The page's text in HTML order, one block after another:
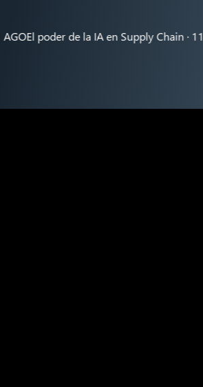
El poder de la IA en Supply Chain · 11 AGO